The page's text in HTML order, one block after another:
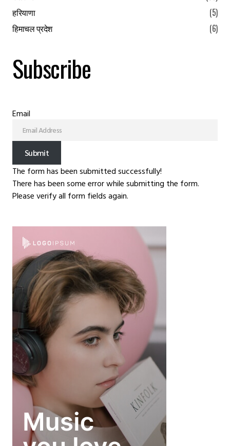
हरियाणा
(5)
हिमाचल प्रदेश
(6)
Subscribe
Email
Submit
The form has been submitted successfully!
There has been some error while submitting the form.
Please verify all form fields again.